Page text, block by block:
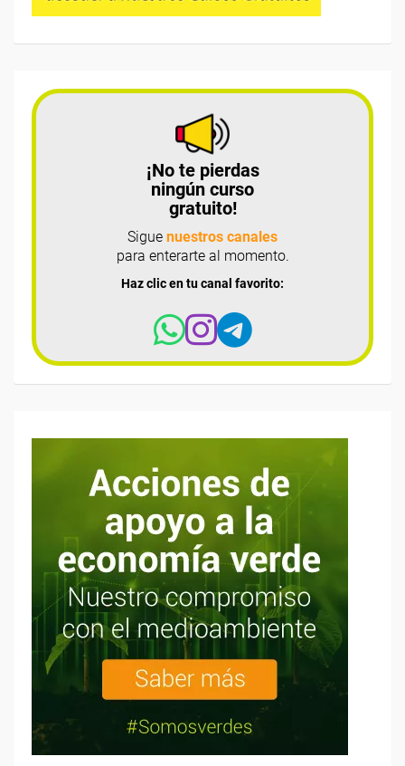
¡No te pierdas
ningún curso
gratuito!
Sigue nuestros canales
para enterarte al momento.
Haz clic en tu canal favorito: